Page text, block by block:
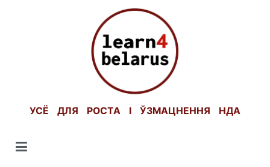
УСЁ ДЛЯ РОСТА І ЎЗМАЦНЕННЯ НДА